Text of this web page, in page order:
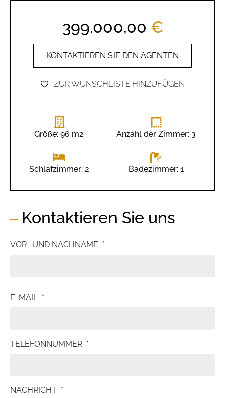
399.000,00 €
KONTAKTIEREN SIE DEN AGENTEN
ZUR WUNSCHLISTE HINZUFÜGEN
Größe: 96 m2 Anzahl der Zimmer: 3
Schlafzimmer: 2 Badezimmer: 1
Kontaktieren Sie uns
VOR- UND NACHNAME *
E-MAIL *
TELEFONNUMMER *
NACHRICHT *